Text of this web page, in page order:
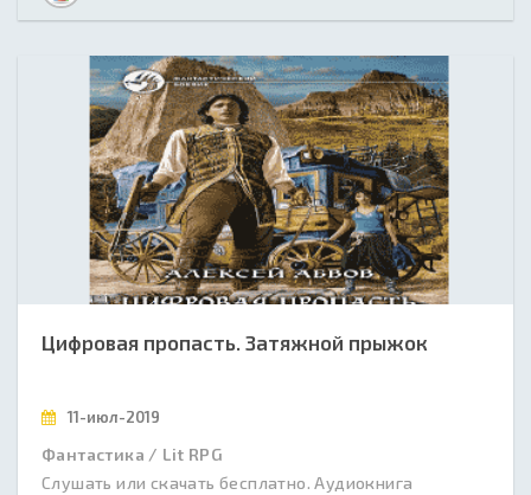
Цифровая пропасть. Затяжной прыжок
11-июл-2019
Фантастика / Lit RPG
Слушать или скачать бесплатно. Аудиокнига